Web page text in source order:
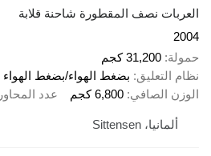
العربات نصف المقطورة شاحنة قلابة
2004
حمولة 31,200 كجم
نظام التعليق بضغط الهواء/بضغط الهواء
الوزن الصافي 6,800 كجم عدد المحاور
ألمانيا، Sittensen